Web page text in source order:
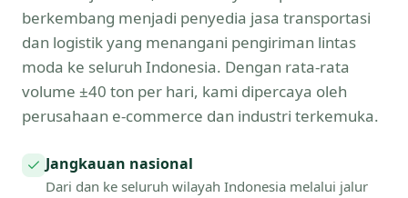
berkembang menjadi penyedia jasa transportasi
dan logistik yang menangani pengiriman lintas
moda ke seluruh Indonesia. Dengan rata-rata
volume ±40 ton per hari, kami dipercaya oleh
perusahaan e-commerce dan industri terkemuka.
Jangkauan nasional
Dari dan ke seluruh wilayah Indonesia melalui jalur